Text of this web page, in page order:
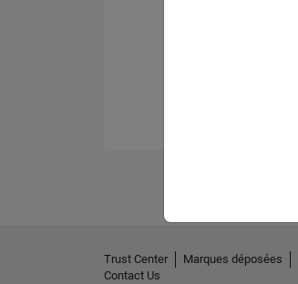
Trust Center Marques déposées
Contact Us